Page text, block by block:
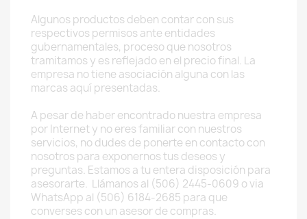
Algunos productos deben contar con sus
respectivos permisos ante entidades
gubernamentales, proceso que nosotros
tramitamos y es reflejado en el precio final. La
empresa no tiene asociación alguna con las
marcas aquí presentadas.
A pesar de haber encontrado nuestra empresa
por Internet y no eres familiar con nuestros
servicios, no dudes de ponerte en contacto con
nosotros para exponernos tus deseos y
preguntas. Estamos a tu entera disposición para
asesorarte. Llámanos al (506) 2445-0609 o via
WhatsApp al (506) 6184-2685 para que
converses con un asesor de compras.